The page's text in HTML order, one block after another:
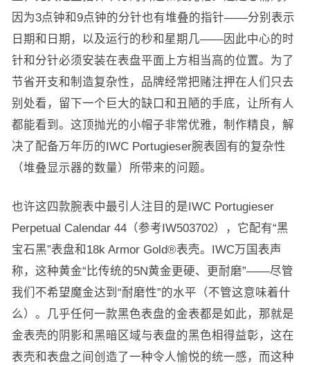
因为3点钟和9点钟的分针也有堆叠的指针——分别表示
日期和日期，以及运行的秒和星期几——因此中心的时
针和分针必须安装在表盘平面上方相当高的位置。为了
节省开支和制造复杂性，品牌经常把赌注押在人们只去
别处看，留下一个巨大的缺口和丑陋的手底，让所有人
都能看到。这顶抛光的小帽子非常优雅，制作精良，解
决了配备万年历的IWC Portugieser腕表固有的复杂性
（堆叠显示器的数量）所带来的问题。
也许这四款腕表中最引人注目的是IWC Portugieser
Perpetual Calendar 44（参考IW503702），它配有“黑
宝石黑”表盘和18k Armor Gold®表壳。IWC万国表声
称，这种黄金“比传统的5N黄金更硬、更耐磨”——尽管
我们不希望魔金达到“耐磨性”的水平（不管这意味着什
么）。几乎任何一款黑色表盘的金表都是如此，那就是
金表壳的阴影和黑暗区域与表盘的黑色相得益彰，这在
表壳和表盘之间创造了一种令人愉悦的统一感，而这种